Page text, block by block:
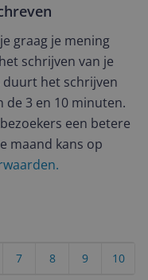
graag je mening
schrijven van je
duurt het schrijven
de 3 en 10 minuten.
een betere
maand kans op
10
9
8
7